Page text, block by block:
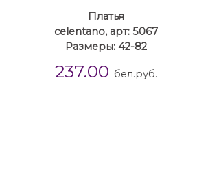
Платья
celentano, арт: 5067
Размеры: 42-82
237.00 бел.руб.